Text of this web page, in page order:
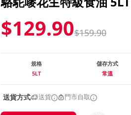
$129.90$159.90
規格
5LT
儲存方式
常溫
送貨方式 送貨 門市自取